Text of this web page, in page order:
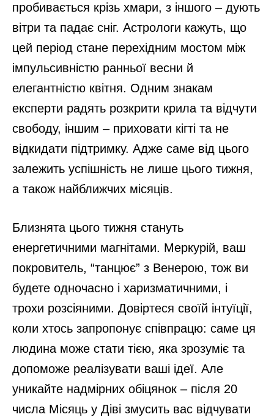
пробивається крізь хмари, з іншого – дують
вітри та падає сніг. Астрологи кажуть, що
цей період стане перехідним мостом між
імпульсивністю ранньої весни й
елегантністю квітня. Одним знакам
експерти радять розкрити крила та відчути
свободу, іншим – приховати кігті та не
відкидати підтримку. Адже саме від цього
залежить успішність не лише цього тижня,
а також найближчих місяців.
Близнята цього тижня стануть
енергетичними магнітами. Меркурій, ваш
покровитель, “танцює” з Венерою, тож ви
будете одночасно і харизматичними, і
трохи розсіяними. Довіртеся своїй інтуїції,
коли хтось запропонує співпрацю: саме ця
людина може стати тією, яка зрозуміє та
допоможе реалізувати ваші ідеї. Але
уникайте надмірних обіцянок – після 20
числа Місяць у Діві змусить вас відчувати